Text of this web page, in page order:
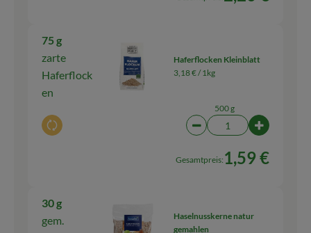
75 g
zarte
Haferflock
en
Auswahl ändern
Haferflocken Kleinblatt
3,18 € /1kg
500 g
Artikelanzahl
Gesamtpreis: 1,59 €
30 g
gem.
Haselnusskerne natur
gemahlen